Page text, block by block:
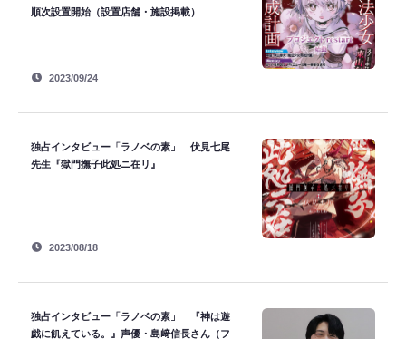
順次設置開始（設置店舗・施設掲載）
2023/09/24
独占インタビュー「ラノベの素」 伏見七尾
先生『獄門撫子此処ニ在リ』
2023/08/18
独占インタビュー「ラノベの素」 『神は遊
戯に飢えている。』声優・島﨑信長さん（フ